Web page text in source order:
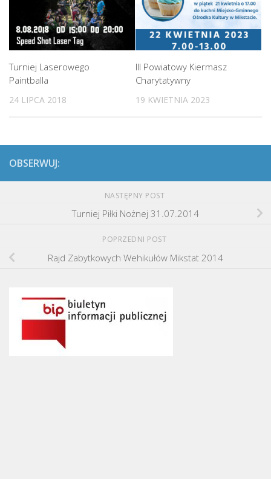
Turniej Laserowego
Paintballa
24 LIPCA 2018
III Powiatowy Kiermasz
Charytatywny
19 KWIETNIA 2023
OBSERWUJ:
NASTĘPNY POST
Turniej Piłki Nożnej 31.07.2014
POPRZEDNI POST
Rajd Zabytkowych Wehikułów Mikstat 2014